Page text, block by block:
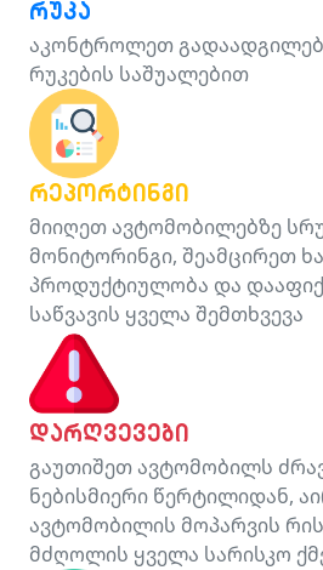
რუკა
აკონტროლეთ
რუკების საშუალებით
რეპორტინგი
მიიღეთ ავტომობილებზე
მონიტორინგი, შეამცირეთ
პროდუქტიულობა და
საწვავის ყველა შემთხვევა
დარღვევები
გაუთიშეთ ავტომობილს
ნებისმიერი წერტილიდან,
ავტომობილის მოპარვის
მძღოლის ყველა სარისკო